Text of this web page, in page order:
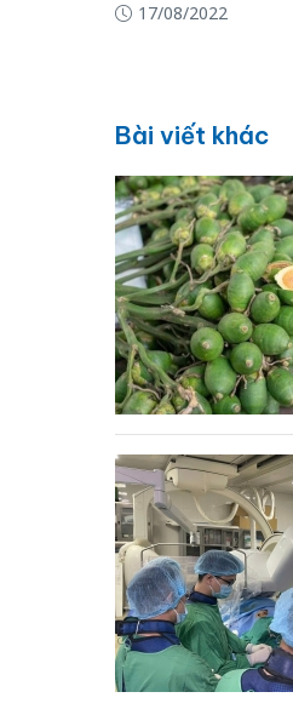
17/08/2022
Bài viết khác